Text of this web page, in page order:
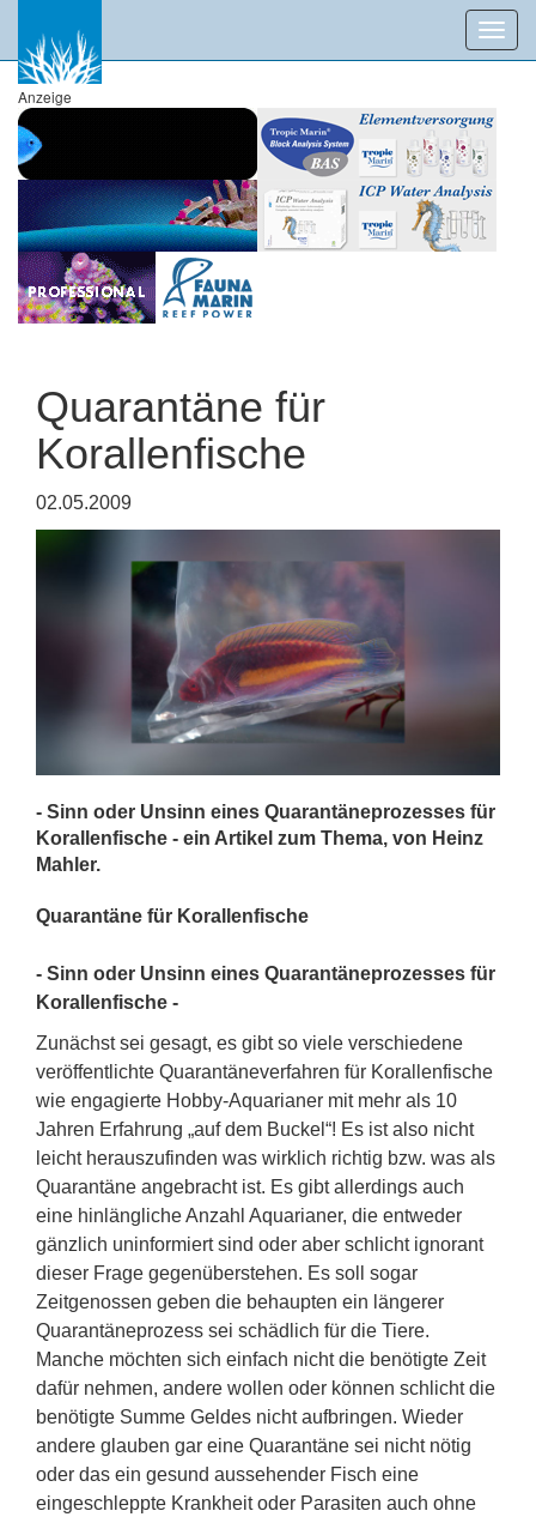
Anzeige
Quarantäne für
Korallenfische
02.05.2009
- Sinn oder Unsinn eines Quarantäneprozesses für
Korallenfische - ein Artikel zum Thema, von Heinz
Mahler.
Quarantäne für Korallenfische
- Sinn oder Unsinn eines Quarantäneprozesses für
Korallenfische -
Zunächst sei gesagt, es gibt so viele verschiedene
veröffentlichte Quarantäneverfahren für Korallenfische
wie engagierte Hobby-Aquarianer mit mehr als 10
Jahren Erfahrung „auf dem Buckel“! Es ist also nicht
leicht herauszufinden was wirklich richtig bzw. was als
Quarantäne angebracht ist. Es gibt allerdings auch
eine hinlängliche Anzahl Aquarianer, die entweder
gänzlich uninformiert sind oder aber schlicht ignorant
dieser Frage gegenüberstehen. Es soll sogar
Zeitgenossen geben die behaupten ein längerer
Quarantäneprozess sei schädlich für die Tiere.
Manche möchten sich einfach nicht die benötigte Zeit
dafür nehmen, andere wollen oder können schlicht die
benötigte Summe Geldes nicht aufbringen. Wieder
andere glauben gar eine Quarantäne sei nicht nötig
oder das ein gesund aussehender Fisch eine
eingeschleppte Krankheit oder Parasiten auch ohne